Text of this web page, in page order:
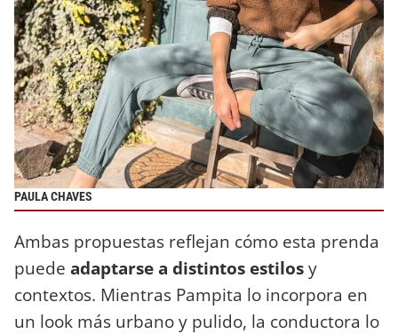
PAULA CHAVES
Ambas propuestas reflejan cómo esta prenda
puede adaptarse a distintos estilosy
contextos. Mientras Pampita lo incorpora en
un look más urbano y pulido, la conductora lo